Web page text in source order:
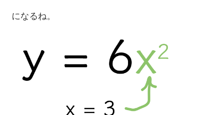
になるね。